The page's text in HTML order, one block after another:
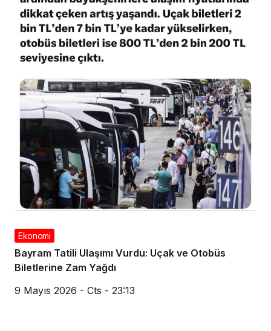
Ekonomi
Bayram Tatili Ulaşımı Vurdu: Uçak ve Otobüs
Biletlerine Zam Yağdı
9 Mayıs 2026 - Cts - 23:13